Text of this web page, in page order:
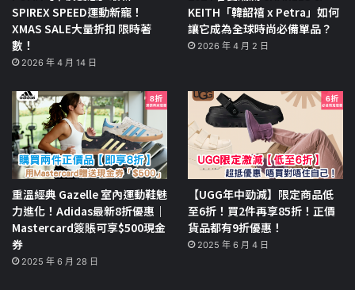
SPIREX SPEED運動新寵！
XMAS SALE大量折扣 限時著
數！
2026 年 4 月 14 日
KEITH「韓韶禧 x Petra」如何
讓它成為全球時尚必備單品？
2026 年 4 月 2 日
重溫經典 Gazelle 室內運動鞋魅
力進化！Adidas最新8折優惠｜
Mastercard簽賬可享$500現金
券
2025 年 6 月 28 日
【UGG年中勁減】限定商品低
至6折！買2件再享85折！正價
貨品都有9折優惠！
2025 年 6 月 4 日